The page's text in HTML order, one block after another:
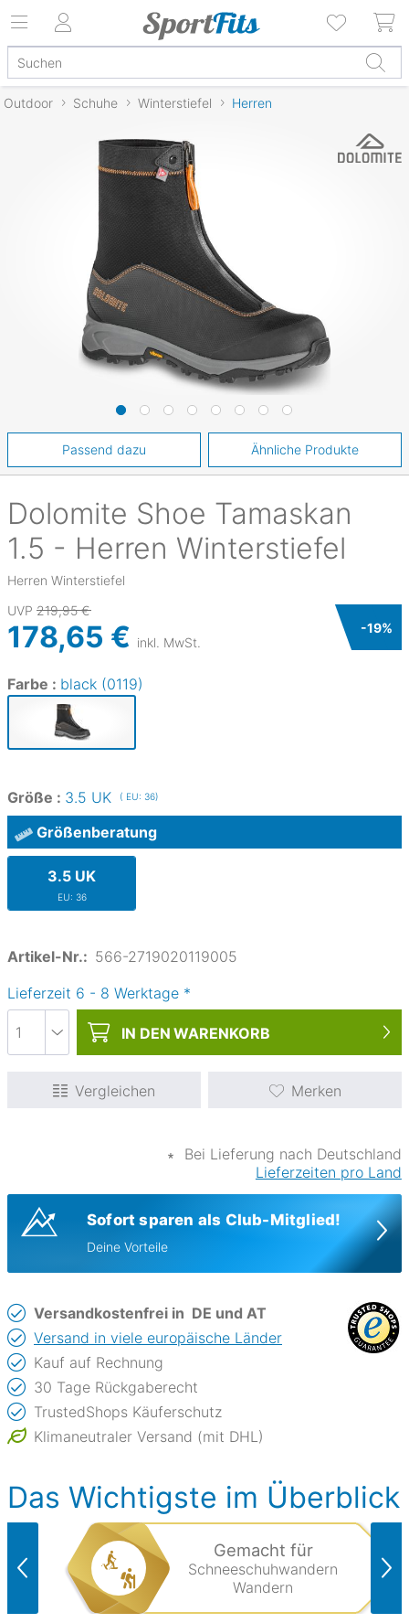
Outdoor Schuhe Winterstiefel Herren
Dolomite Shoe Tamaskan
1.5 - Herren Winterstiefel
Herren Winterstiefel
UVP 219,95 €
178,65 € inkl. MwSt.
-19%
Farbe : black (0119)
Größe : 3.5 UK ( EU: 36)
Größenberatung
3.5 UK
EU: 36
Artikel-Nr.: 566-2719020119005
Lieferzeit 6 - 8 Werktage *
IN DEN WARENKORB
Vergleichen Merken
∗
Bei Lieferung nach Deutschland
Lieferzeiten pro Land
Sofort sparen als Club-Mitglied!
Deine Vorteile
Passend dazu Ähnliche Produkte
Versandkostenfrei in DE und AT
Versand in viele europäische Länder
Kauf auf Rechnung
30 Tage Rückgaberecht
TrustedShops Käuferschutz
Klimaneutraler Versand (mit DHL)
Das Wichtigste im Überblick
Gemacht für
Schneeschuhwandern
Wandern